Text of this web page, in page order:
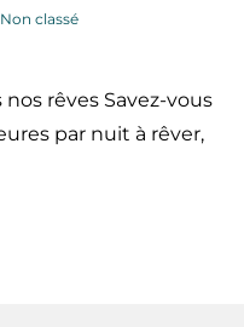
Non classé
rêves Savez-vous
par nuit à rêver,